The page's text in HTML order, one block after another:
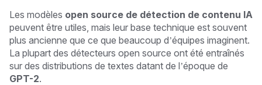
Les modèles open source de détection de contenu IA
peuvent être utiles, mais leur base technique est souvent
plus ancienne que ce que beaucoup d’équipes imaginent.
La plupart des détecteurs open source ont été entraînés
sur des distributions de textes datant de l’époque de
GPT-2.